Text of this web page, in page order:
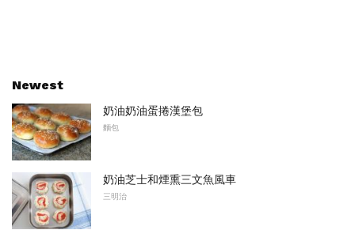
Newest
奶油奶油蛋捲漢堡包
麵包
奶油芝士和煙熏三文魚風車
三明治